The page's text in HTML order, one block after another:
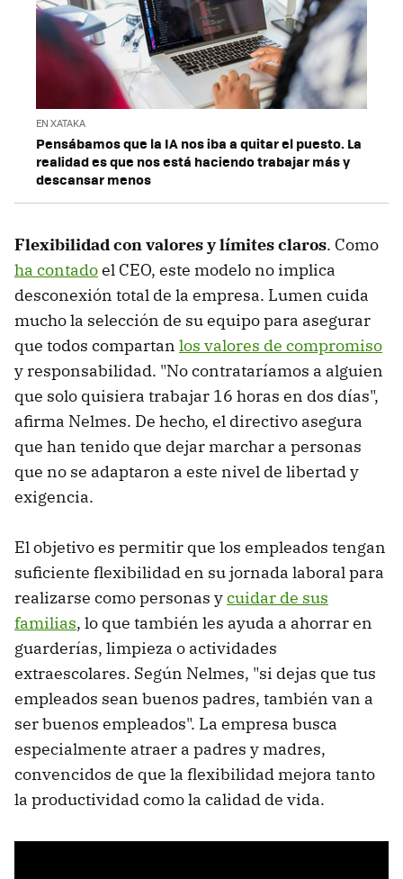
EN XATAKA
Pensábamos que la IA nos iba a quitar el puesto. La
realidad es que nos está haciendo trabajar más y
descansar menos
Flexibilidad con valores y límites claros. Como
ha contadoel CEO, este modelo no implica
desconexión total de la empresa. Lumen cuida
mucho la selección de su equipo para asegurar
que todos compartan los valores de compromiso
y responsabilidad. "No contrataríamos a alguien
que solo quisiera trabajar 16 horas en dos días",
afirma Nelmes. De hecho, el directivo asegura
que han tenido que dejar marchar a personas
que no se adaptaron a este nivel de libertad y
exigencia.
El objetivo es permitir que los empleados tengan
suficiente flexibilidad en su jornada laboral para
realizarse como personas ycuidar de sus
familias, lo que también les ayuda a ahorrar en
guarderías, limpieza o actividades
extraescolares. Según Nelmes, "si dejas que tus
empleados sean buenos padres, también van a
ser buenos empleados". La empresa busca
especialmente atraer a padres y madres,
convencidos de que la flexibilidad mejora tanto
la productividad como la calidad de vida.